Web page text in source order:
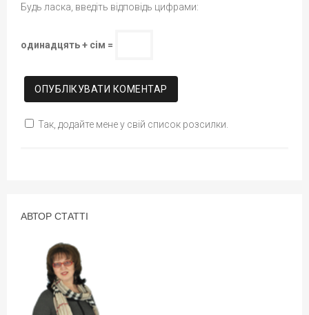
Будь ласка, введіть відповідь цифрами:
одинадцять + сім =
Так, додайте мене у свій список розсилки.
АВТОР СТАТТІ